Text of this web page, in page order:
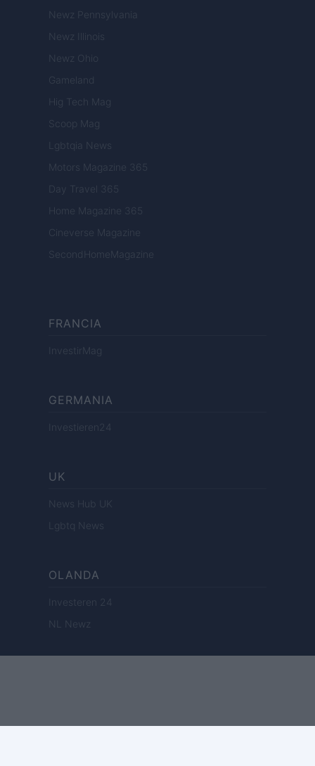
Newz Pennsylvania
Newz Illinois
Newz Ohio
Gameland
Hig Tech Mag
Scoop Mag
Lgbtqia News
Motors Magazine 365
Day Travel 365
Home Magazine 365
Cineverse Magazine
SecondHomeMagazine
FRANCIA
InvestirMag
GERMANIA
Investieren24
UK
News Hub UK
Lgbtq News
OLANDA
Investeren 24
NL Newz